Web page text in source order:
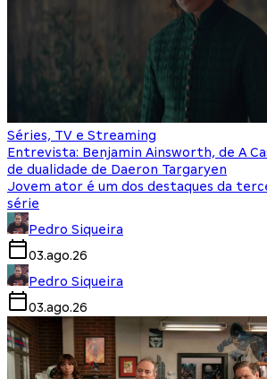
Séries, TV e Streaming
Entrevista: Benjamin Ainsworth, de A
de dualidade de Daeron Targaryen
Jovem ator é um dos destaques da
série
Pedro Siqueira
03.ago.26
Pedro Siqueira
03.ago.26